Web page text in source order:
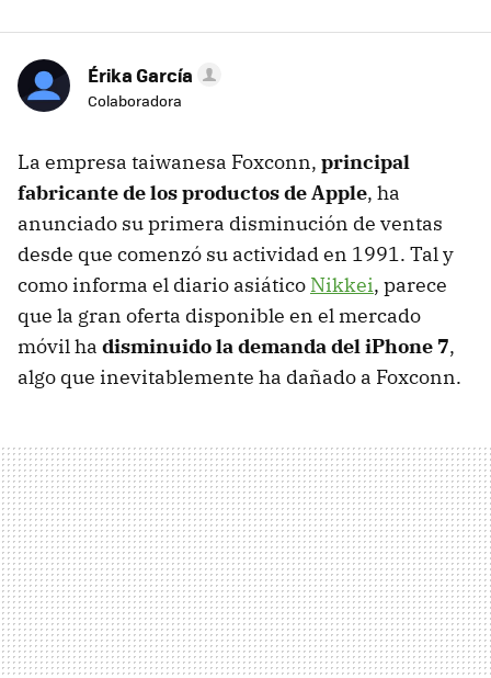
Érika García
Colaboradora
La empresa taiwanesa Foxconn, principal
fabricante de los productos de Apple, ha
anunciado su primera disminución de ventas
desde que comenzó su actividad en 1991. Tal y
como informa el diario asiático Nikkei, parece
que la gran oferta disponible en el mercado
móvil ha disminuido la demanda del iPhone 7,
algo que inevitablemente ha dañado a Foxconn.